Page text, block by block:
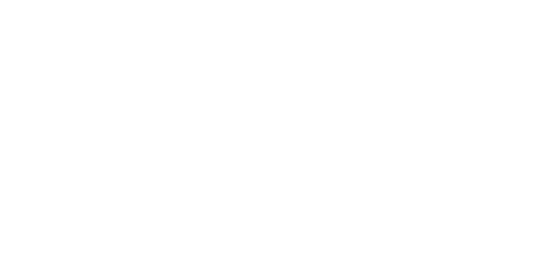
podemos tirar para delante y trabajamos con ilusión
de Juanlu
de 420 millones por el club
el ataque nervionense
antes del cierre
con el Genoa
campo sevillista